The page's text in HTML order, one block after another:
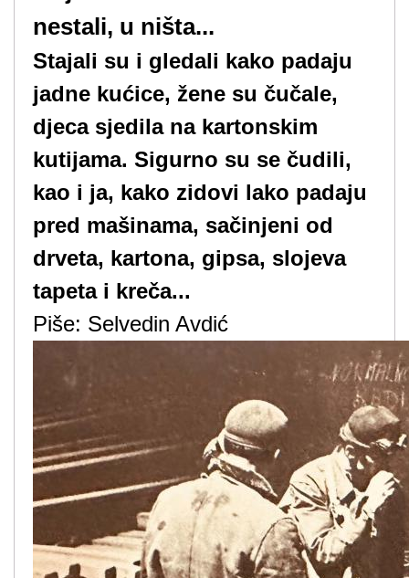
nestali, u ništa...
Stajali su i gledali kako padaju
jadne kućice, žene su čučale,
djeca sjedila na kartonskim
kutijama. Sigurno su se čudili,
kao i ja, kako zidovi lako padaju
pred mašinama, sačinjeni od
drveta, kartona, gipsa, slojeva
tapeta i kreča...
Piše: Selvedin Avdić